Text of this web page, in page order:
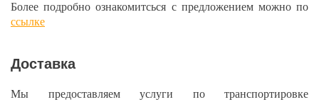
Более подробно ознакомитсься с предложением можно по
ссылке
Доставка
Мы предоставляем услуги по транспортировке